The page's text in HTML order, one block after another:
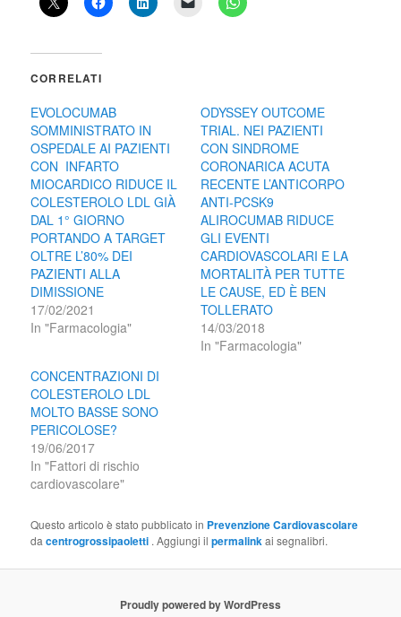
CORRELATI
EVOLOCUMAB
SOMMINISTRATO IN
OSPEDALE AI PAZIENTI
CON INFARTO
MIOCARDICO RIDUCE IL
COLESTEROLO LDL GIÀ
DAL 1° GIORNO
PORTANDO A TARGET
OLTRE L’80% DEI
PAZIENTI ALLA
DIMISSIONE
17/02/2021
In "Farmacologia"
ODYSSEY OUTCOME
TRIAL. NEI PAZIENTI
CON SINDROME
CORONARICA ACUTA
RECENTE L’ANTICORPO
ANTI-PCSK9
ALIROCUMAB RIDUCE
GLI EVENTI
CARDIOVASCOLARI E LA
MORTALITÀ PER TUTTE
LE CAUSE, ED È BEN
TOLLERATO
14/03/2018
In "Farmacologia"
CONCENTRAZIONI DI
COLESTEROLO LDL
MOLTO BASSE SONO
PERICOLOSE?
19/06/2017
In "Fattori di rischio
cardiovascolare"
Questo articolo è stato pubblicato in Prevenzione Cardiovascolare
dacentrogrossipaoletti . Aggiungi ilpermalinkai segnalibri.
Proudly powered by WordPress